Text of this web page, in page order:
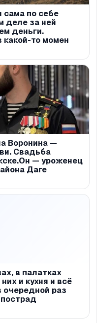
сама по себе
деле за ней
деньги.
то момен
Воронина —
Свадьба
— уроженец
Даге
в палатках
и кухня и всё
очередной раз